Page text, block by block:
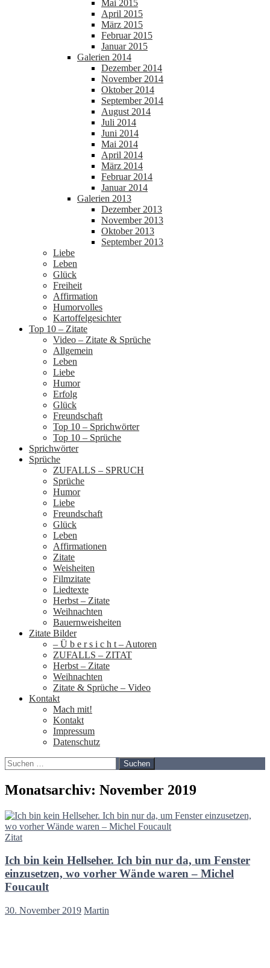
Mai 2015
April 2015
März 2015
Februar 2015
Januar 2015
Galerien 2014
Dezember 2014
November 2014
Oktober 2014
September 2014
August 2014
Juli 2014
Juni 2014
Mai 2014
April 2014
März 2014
Februar 2014
Januar 2014
Galerien 2013
Dezember 2013
November 2013
Oktober 2013
September 2013
Liebe
Leben
Glück
Freiheit
Affirmation
Humorvolles
Kartoffelgesichter
Top 10 – Zitate
Video – Zitate & Sprüche
Allgemein
Leben
Liebe
Humor
Erfolg
Glück
Freundschaft
Top 10 – Sprichwörter
Top 10 – Sprüche
Sprichwörter
Sprüche
ZUFALLS – SPRUCH
Sprüche
Humor
Liebe
Freundschaft
Glück
Leben
Affirmationen
Zitate
Weisheiten
Filmzitate
Liedtexte
Herbst – Zitate
Weihnachten
Bauernweisheiten
Zitate Bilder
– Ü b e r s i c h t – Autoren
ZUFALLS – ZITAT
Herbst – Zitate
Weihnachten
Zitate & Sprüche – Video
Kontakt
Mach mit!
Kontakt
Impressum
Datenschutz
Suchen
nach:
Monatsarchiv: November 2019
Zitat
Ich bin kein Hellseher. Ich bin nur da, um Fenster
einzusetzen, wo vorher Wände waren – Michel
Foucault
30. November 2019 Martin